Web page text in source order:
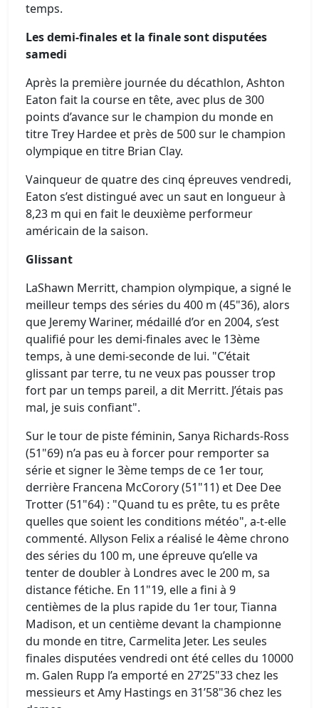
temps.
Les demi-finales et la finale sont disputées
samedi
Après la première journée du décathlon, Ashton
Eaton fait la course en tête, avec plus de 300
points d’avance sur le champion du monde en
titre Trey Hardee et près de 500 sur le champion
olympique en titre Brian Clay.
Vainqueur de quatre des cinq épreuves vendredi,
Eaton s’est distingué avec un saut en longueur à
8,23 m qui en fait le deuxième performeur
américain de la saison.
Glissant
LaShawn Merritt, champion olympique, a signé le
meilleur temps des séries du 400 m (45"36), alors
que Jeremy Wariner, médaillé d’or en 2004, s’est
qualifié pour les demi-finales avec le 13ème
temps, à une demi-seconde de lui. "C’était
glissant par terre, tu ne veux pas pousser trop
fort par un temps pareil, a dit Merritt. J’étais pas
mal, je suis confiant".
Sur le tour de piste féminin, Sanya Richards-Ross
(51"69) n’a pas eu à forcer pour remporter sa
série et signer le 3ème temps de ce 1er tour,
derrière Francena McCorory (51"11) et Dee Dee
Trotter (51"64) : "Quand tu es prête, tu es prête
quelles que soient les conditions météo", a-t-elle
commenté. Allyson Felix a réalisé le 4ème chrono
des séries du 100 m, une épreuve qu’elle va
tenter de doubler à Londres avec le 200 m, sa
distance fétiche. En 11"19, elle a fini à 9
centièmes de la plus rapide du 1er tour, Tianna
Madison, et un centième devant la championne
du monde en titre, Carmelita Jeter. Les seules
finales disputées vendredi ont été celles du 10000
m. Galen Rupp l’a emporté en 27’25"33 chez les
messieurs et Amy Hastings en 31’58"36 chez les